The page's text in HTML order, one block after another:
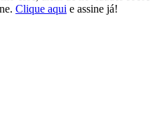
Clique aqui e assine já!